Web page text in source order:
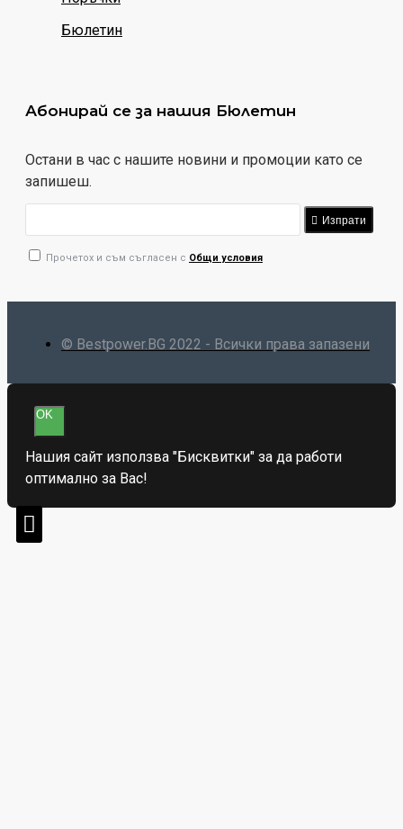
Бюлетин
Абонирай се за нашия Бюлетин
Остани в час с нашите новини и промоции като се
запишеш.
Изпрати
Прочетох и съм съгласен с Общи условия
© Bestpower.BG 2022 - Всички права запазени
OK
Нашия сайт използва "Бисквитки" за да работи
оптимално за Вас!